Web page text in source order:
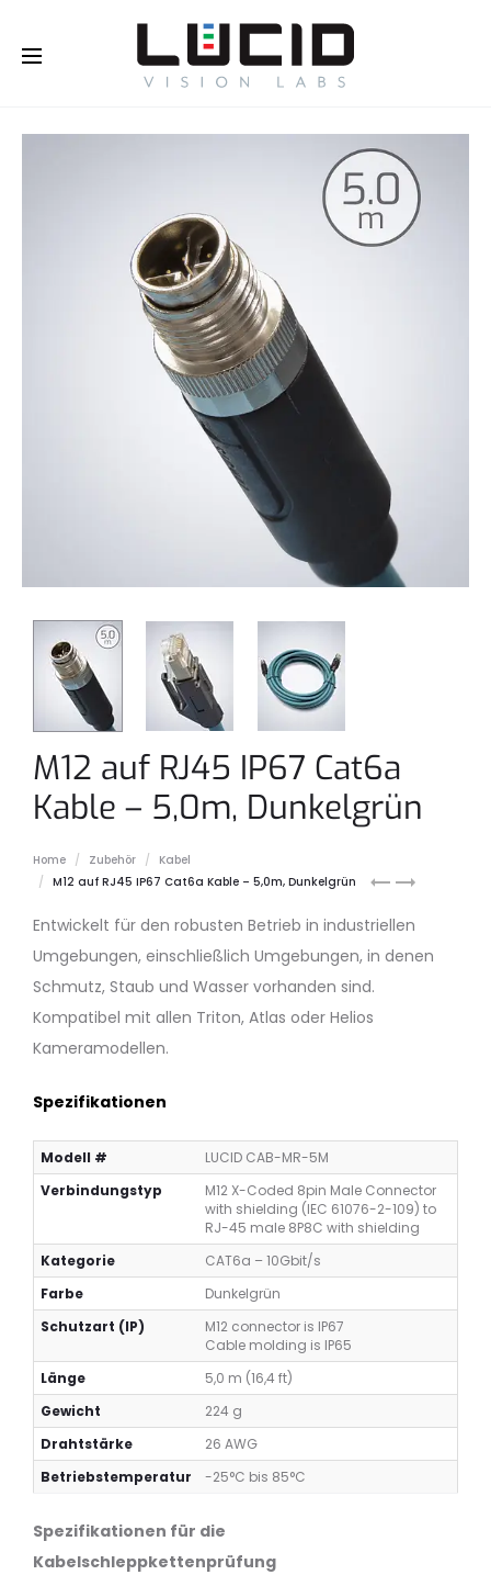
M12 auf RJ45 IP67 Cat6a
Kable – 5,0m, Dunkelgrün
Home Zubehör
Kabel
M12 auf RJ45 IP67 Cat6a Kable – 5,0m, Dunkelgrün
M12
RJ45
IP67
Kable
(Amphenol)
M12
RJ45
Entwickelt für den robusten Betrieb in industriellen
Umgebungen, einschließlich Umgebungen, in denen
Schmutz, Staub und Wasser vorhanden sind.
Kompatibel mit allen Triton, Atlas oder Helios
Kameramodellen.
Spezifikationen
Modell #
LUCID CAB-MR-5M
Verbindungstyp
M12 X-Coded 8pin Male Connector
with shielding (IEC 61076-2-109) to
RJ-45 male 8P8C with shielding
Ka­te­go­rie
CAT6a – 10Gbit/s
Farbe
Dunkelgrün
Schutzart (IP)
M12 connector is IP67
Cable molding is IP65
Länge
5,0 m (16,4 ft)
Gewicht
224 g
Drahtstärke
26 AWG
Betriebstemperatur
-25°C bis 85°C
Spezifikationen für die
Kabelschleppkettenprüfung